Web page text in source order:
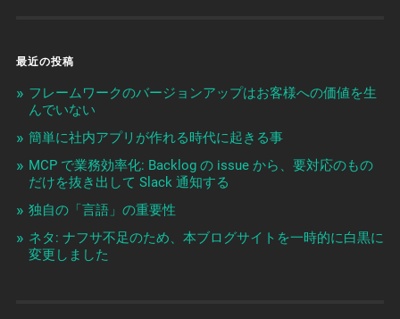
最近の投稿
フレームワークのバージョンアップはお客様への価値を生
んでいない
簡単に社内アプリが作れる時代に起きる事
MCP で業務効率化: Backlog の issue から、要対応のもの
だけを抜き出して Slack 通知する
独自の「言語」の重要性
ネタ: ナフサ不足のため、本ブログサイトを一時的に白黒に
変更しました